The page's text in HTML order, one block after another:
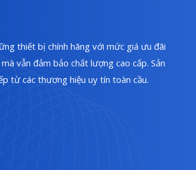
thiết bị chính hãng với mức giá ưu đãi
vẫn đảm bảo chất lượng cao cấp. Sản
từ các thương hiệu uy tín toàn cầu.